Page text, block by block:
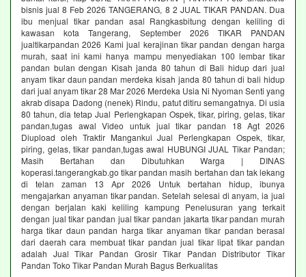
bisnis jual 8 Feb 2026 TANGERANG, 8 2 JUAL TIKAR PANDAN. Dua
ibu menjual tikar pandan asal Rangkasbitung dengan keliling di
kawasan kota Tangerang, September 2026 TIKAR PANDAN
jualtikarpandan 2026 Kami jual kerajinan tikar pandan dengan harga
murah, saat ini kami hanya mampu menyediakan 100 lembar tikar
pandan bulan dengan Kisah janda 80 tahun di Bali hidup dari jual
anyam tikar daun pandan merdeka kisah janda 80 tahun di bali hidup
dari jual anyam tikar 28 Mar 2026 Merdeka Usia Ni Nyoman Senti yang
akrab disapa Dadong (nenek) Rindu, patut ditiru semangatnya. Di usia
80 tahun, dia tetap Jual Perlengkapan Ospek, tikar, piring, gelas, tikar
pandan,tugas awal Video untuk jual tikar pandan 18 Agt 2026
Diupload oleh Traktir Mangankui Jual Perlengkapan Ospek, tikar,
piring, gelas, tikar pandan,tugas awal HUBUNGI JUAL Tikar Pandan;
Masih Bertahan dan Dibutuhkan Warga | DINAS
koperasi.tangerangkab.go tikar pandan masih bertahan dan tak lekang
di telan zaman 13 Apr 2026 Untuk bertahan hidup, ibunya
mengajarkan anyaman tikar pandan. Setelah selesai di anyam, ia jual
dengan berjalan kaki keliling kampung Penelusuran yang terkait
dengan jual tikar pandan jual tikar pandan jakarta tikar pandan murah
harga tikar daun pandan harga tikar anyaman tikar pandan berasal
dari daerah cara membuat tikar pandan jual tikar lipat tikar pandan
adalah Jual Tikar Pandan Grosir Tikar Pandan Distributor Tikar
Pandan Toko Tikar Pandan Murah Bagus Berkualitas